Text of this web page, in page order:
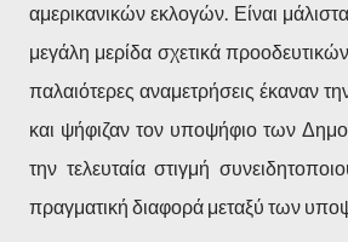
αμερικανικών εκλογών. Είναι
μεγάλη μερίδα σχετικά
παλαιότερες αναμετρήσεις έκαναν
και ψήφιζαν τον υποψήφιο των
την τελευταία στιγμή
πραγματική διαφορά μεταξύ των